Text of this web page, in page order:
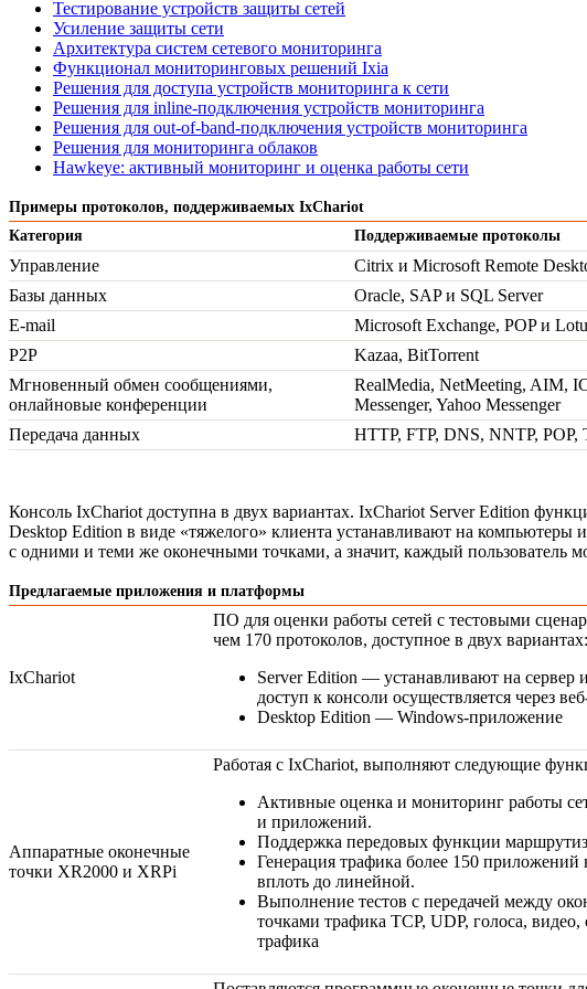
Тестирование устройств защиты сетей
Усиление защиты сети
Архитектура систем сетевого мониторинга
Функционал мониторинговых решений Ixia
Решения для доступа устройств мониторинга к сети
Решения для inline-подключения устройств мониторинга
Решения для out-of-band-подключения устройств мониторинга
Решения для мониторинга облаков
Hawkeye: активный мониторинг и оценка работы сети
Примеры протоколов, поддерживаемых IxChariot
Категория
Поддерживаемые протоколы
Управление
Citrix и Microsoft Remote
Базы данных
Oracle, SAP и SQL Server
E-mail
Microsoft Exchange, POP и
P2P
Kazaa, BitTorrent
Мгновенный обмен сообщениями,
онлайновые конференции
RealMedia, NetMeeting, AIM,
Messenger, Yahoo Messenger
Передача данных
HTTP, FTP, DNS, NNTP, POP,
Консоль IxChariot доступна в двух вариантах. IxChariot Server Edition
Desktop Edition в виде «тяжелого» клиента устанавливают на
с одними и теми же оконечными точками, а значит, каждый пользователь
Предлагаемые приложения и платформы
IxChariot
ПО для оценки работы сетей с тестовыми
чем 170 протоколов, доступное в двух вариантах:
Server Edition — устанавливают на сервер
доступ к консоли осуществляется через
Desktop Edition — Windows-приложение
Аппаратные оконечные
точки XR2000 и XRPi
Работая с IxChariot, выполняют следующие
Активные оценка и мониторинг работы
и приложений.
Поддержка передовых функции
Генерация трафика более 150 приложений
вплоть до линейной.
Выполнение тестов с передачей между
точками трафика TCP, UDP, голоса,
трафика